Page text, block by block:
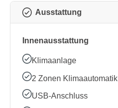
Ausstattung
Innenausstattung
Klimaanlage
2 Zonen Klimaautomatik
USB-Anschluss